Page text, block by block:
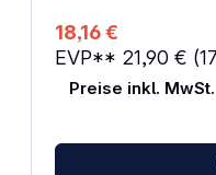
18,16 €
EVP** 21,90 €
Preise inkl.